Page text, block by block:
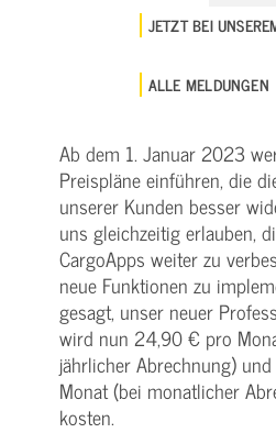
JETZT BEI
ALLE MELDUNGEN
Ab dem 1. Januar 2023
Preispläne einführen, die
unserer Kunden besser
uns gleichzeitig erlauben,
CargoApps weiter zu
neue Funktionen zu
gesagt, unser neuer
wird nun 24,90 € pro
jährlicher Abrechnung)
Monat (bei monatlicher
kosten.